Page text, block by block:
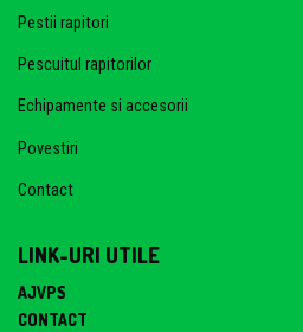
Pestii rapitori
Pescuitul rapitorilor
Echipamente si accesorii
Povestiri
Contact
LINK-URI UTILE
AJVPS
CONTACT